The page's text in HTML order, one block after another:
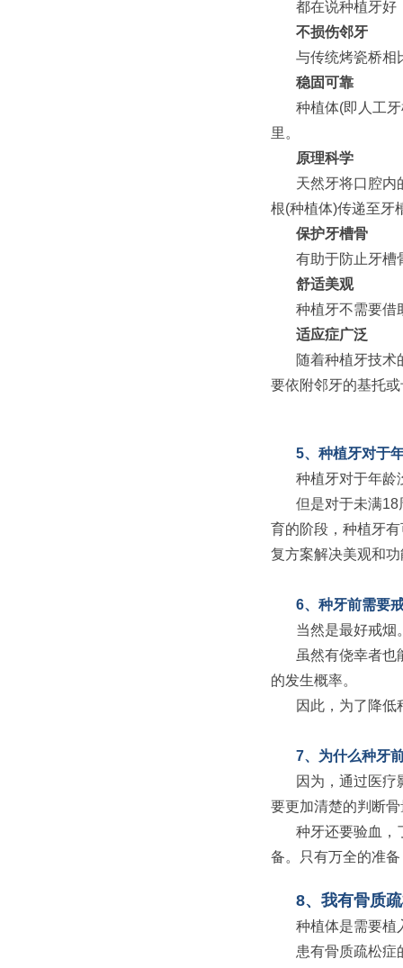
都在说种植牙好
不损伤邻牙
与传统烤瓷桥相
稳固可靠
种植体(即人工
里。
原理科学
天然牙将口腔内
根(种植体)传递至牙
保护牙槽骨
有助于防止牙槽
舒适美观
种植牙不需要借
适应症广泛
随着种植牙技术
要依附邻牙的基托
5、种植牙对于
种植牙对于年龄
但是对于未满
育的阶段，种植牙
复方案解决美观和
6、种牙前需要
当然是最好戒烟
虽然有侥幸者也
的发生概率。
因此，为了降低
7、为什么种牙
因为，通过医疗
要更加清楚的判断
种牙还要验血，
备。只有万全的准
8、我有骨质
种植体是需要植
患有骨质疏松症